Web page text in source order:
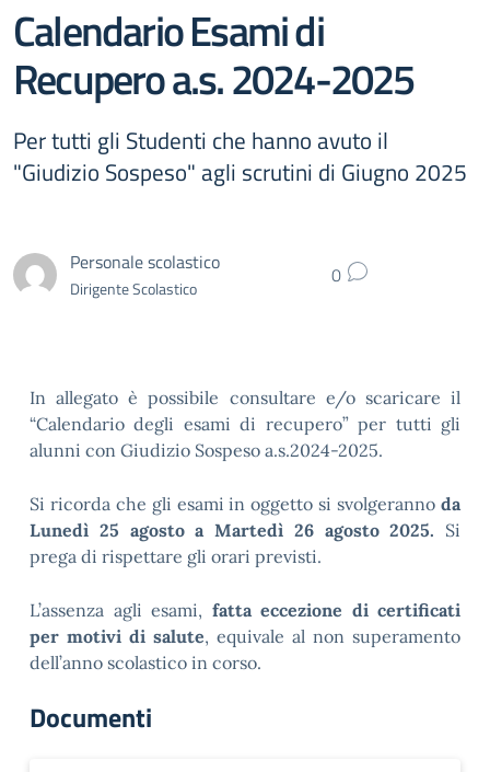
Calendario Esami di
Recupero a.s. 2024-2025
Per tutti gli Studenti che hanno avuto il
"Giudizio Sospeso" agli scrutini di Giugno 2025
Personale scolastico
Dirigente Scolastico 0
In allegato è possibile consultare e/o scaricare il
“Calendario degli esami di recupero” per tutti gli
alunni con Giudizio Sospeso a.s.2024-2025.
Si ricorda che gli esami in oggetto si svolgeranno da
Lunedì 25 agosto a Martedì 26 agosto 2025. Si
prega di rispettare gli orari previsti.
L’assenza agli esami, fatta eccezione di certificati
per motivi di salute, equivale al non superamento
dell’anno scolastico in corso.
Documenti